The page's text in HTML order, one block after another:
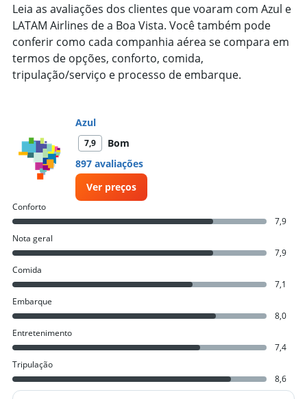
Leia as avaliações dos clientes que voaram com Azul e
LATAM Airlines de a Boa Vista. Você também pode
conferir como cada companhia aérea se compara em
termos de opções, conforto, comida,
tripulação/serviço e processo de embarque.
Azul
7,9
Bom
897 avaliações
Ver preços
Conforto
7,9
Nota geral
7,9
Comida
7,1
Embarque
8,0
Entretenimento
7,4
Tripulação
8,6